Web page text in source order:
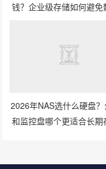
钱？企业级存储如何避免
2026年NAS选什么硬盘
和监控盘哪个更适合长期